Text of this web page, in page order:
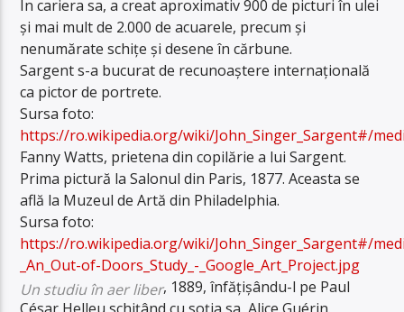
În cariera sa, a creat aproximativ 900 de picturi în ulei
și mai mult de 2.000 de acuarele, precum și
nenumărate schițe și desene în cărbune.
Sargent s-a bucurat de recunoaștere internațională
ca pictor de portrete.
Sursa foto:
https://ro.wikipedia.org/wiki/John_Singer_Sargent#/
Fanny Watts, prietena din copilărie a lui Sargent.
Prima pictură la Salonul din Paris, 1877. Aceasta se
află la Muzeul de Artă din Philadelphia.
Sursa foto:
https://ro.wikipedia.org/wiki/John_Singer_Sargent#/
_An_Out-of-Doors_Study_-_Google_Art_Project.jpg
Un studiu în aer liber, 1889, înfățișându-l pe Paul